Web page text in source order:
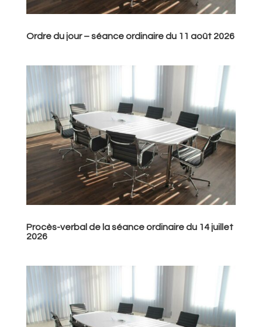
Ordre du jour – séance ordinaire du 11 août 2026
Procès-verbal de la séance ordinaire du 14 juillet
2026